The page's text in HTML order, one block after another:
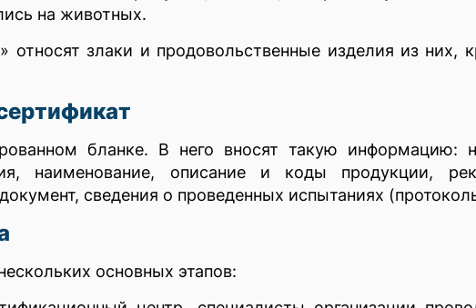
на животных.
относят злаки и продовольственные изделия из
бланке. В него вносят такую информацию:
наименование, описание и коды продукции,
сведения о проведенных испытаниях
основных этапов: